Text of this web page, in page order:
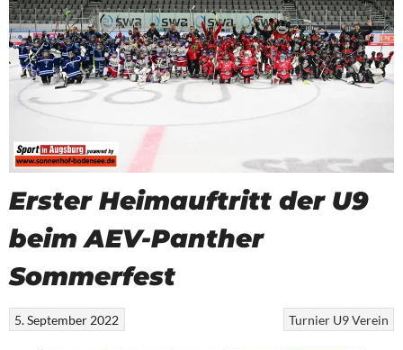
Erster Heimauftritt der U9
beim AEV-Panther
Sommerfest
Turnier U9Verein
5. September 2022